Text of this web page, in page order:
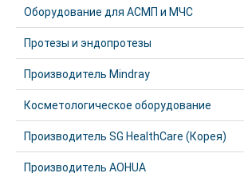
Оборудование для АСМП и МЧС
Протезы и эндопротезы
Производитель Mindray
Косметологическое оборудование
Производитель SG HealthCare (Корея)
Производитель AOHUA